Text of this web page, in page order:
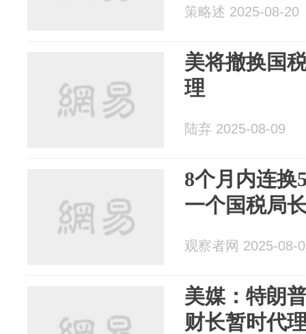
策略述 2025-08-20
美将撤换国
理
陆弃 2025-08-09
8个月内连换
一个国税局
观察者网 2025-08-
美媒：特朗
财长暂时代